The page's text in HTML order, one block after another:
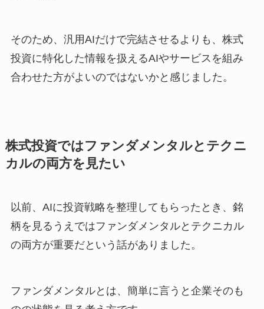
そのため、汎用AIだけで完結させるよりも、株式
投資に特化した情報を扱えるAIやサービスを組み
合わせた方がよいのではないかと感じました。
株式投資ではファンダメンタルとテクニ
カルの両方を見たい
以前、AIに投資戦略を整理してもらったとき、銘
柄を見るうえではファンダメンタルとテクニカル
の両方が重要だという話がありました。
ファンダメンタルとは、簡単に言うと企業そのも